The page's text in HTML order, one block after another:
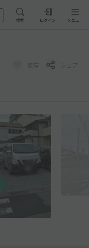
検索 ログイン メニュー
保存 シェア